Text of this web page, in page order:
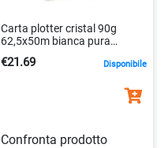
Carta plotter cristal 90g
62,5x50m bianca pura
€21.69 Disponibile
Confronta prodotto